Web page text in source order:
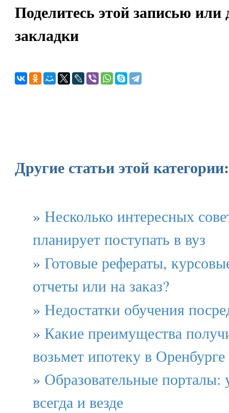
Поделитесь этой записью или
закладки
Другие статьи этой категории:
» Несколько интересных
планирует поступать в вуз
» Готовые рефераты,
отчеты или на заказ?
» Недостатки обучения
» Какие преимущества
возьмет ипотеку в Оренбурге
» Образовательные порталы:
всегда и везде